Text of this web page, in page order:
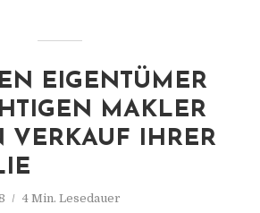
EIGENTÜMER
MAKLER
VERKAUF IHRER
4 Min. Lesedauer